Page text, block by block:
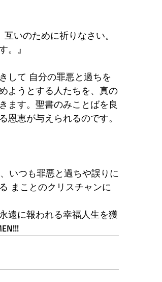
いのために祈りなさい。
。』
して 自分の罪悪と過ちを
ようとする人たちを、真の
ます。聖書のみことばを良
恵が与えられるのです。
いつも罪悪と過ちや誤りに
まことのクリスチャンに
遠に報われる幸福人生を獲